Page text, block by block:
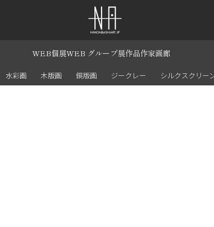
WEB個展WEB グループ展作品作家画廊
水彩画 木版画 銅版画 ジークレー シルクスクリー